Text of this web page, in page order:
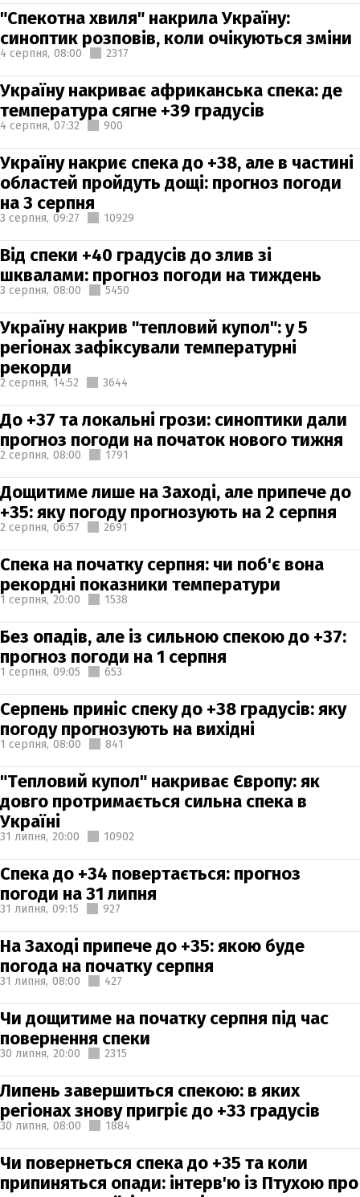
"Спекотна хвиля" накрила Україну:
синоптик розповів, коли очікуються зміни
4 серпня, 08:00 2317
Україну накриває африканська спека: де
температура сягне +39 градусів
4 серпня, 07:32 900
Україну накриє спека до +38, але в частині
областей пройдуть дощі: прогноз погоди
на 3 серпня
3 серпня, 09:27 10929
Від спеки +40 градусів до злив зі
шквалами: прогноз погоди на тиждень
3 серпня, 08:00 5450
Україну накрив "тепловий купол": у 5
регіонах зафіксували температурні
рекорди
2 серпня, 14:52 3644
До +37 та локальні грози: синоптики дали
прогноз погоди на початок нового тижня
2 серпня, 08:00 1791
Дощитиме лише на Заході, але припече до
+35: яку погоду прогнозують на 2 серпня
2 серпня, 06:57 2691
Спека на початку серпня: чи поб'є вона
рекордні показники температури
1 серпня, 20:00 1538
Без опадів, але із сильною спекою до +37:
прогноз погоди на 1 серпня
1 серпня, 09:05 653
Серпень приніс спеку до +38 градусів: яку
погоду прогнозують на вихідні
1 серпня, 08:00 841
"Тепловий купол" накриває Європу: як
довго протримається сильна спека в
Україні
31 липня, 20:00 10902
Спека до +34 повертається: прогноз
погоди на 31 липня
31 липня, 09:15 927
На Заході припече до +35: якою буде
погода на початку серпня
31 липня, 08:00 427
Чи дощитиме на початку серпня під час
повернення спеки
30 липня, 20:00 2315
Липень завершиться спекою: в яких
регіонах знову пригріє до +33 градусів
30 липня, 08:00 1884
Чи повернеться спека до +35 та коли
припиняться опади: інтерв'ю із Птухою про